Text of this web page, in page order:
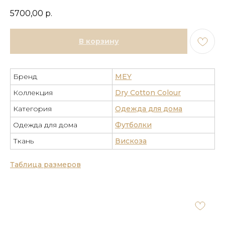
5700,00 р.
В корзину
Таблица размеров
Бренд
MEY
Коллекция
Dry Cotton Colour
Категория
Одежда для дома
Одежда для дома
Футболки
Ткань
Вискоза